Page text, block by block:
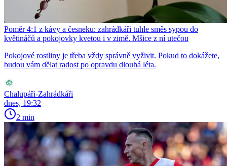
Poměr 4:1 z kávy a česneku: zahrádkáři tuhle směs sypou do
květináčů a pokojovky kvetou i v zimě. Mšice z ní utečou
Pokojové rostliny je třeba vždy správně vyživit. Pokud to dokážete,
budou vám dělat radost po opravdu dlouhá léta.
Chalupáři-Zahrádkáři
dnes, 19:32
2 min